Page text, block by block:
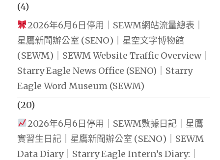
(4)
2026年6月6日停用｜SEWM網站流量總表｜
星鷹新聞辦公室 (SENO)｜星空文字博物館
(SEWM)｜SEWM Website Traffic Overview｜
Starry Eagle News Office (SENO)｜Starry
Eagle Word Museum (SEWM)
(20)
2026年6月6日停用｜SEWM數據日記｜星鷹
實習生日記｜星鷹新聞辦公室 (SENO)｜SEWM
Data Diary｜Starry Eagle Intern’s Diary:｜